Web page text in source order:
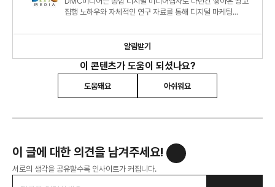
집행 노하우와 자체적인 연구 자료를 통해 디지털 마케팅
알림받기
이 콘텐츠가 도움이 되셨나요?
도움돼요 아쉬워요
이 글에 대한 의견을 남겨주세요!
서로의 생각을 공유할수록 인사이트가 커집니다.